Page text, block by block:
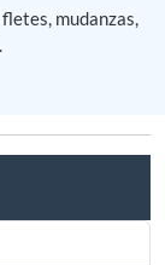
mudanzas,